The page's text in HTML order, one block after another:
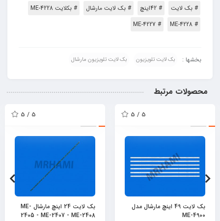
# بک لایت # 42اینچ # بک لایت مارشال
# بکلایت ME-4228
# ME-4228
# ME-4227
بخشها : بک لایت تلویزیون بک لایت تلویزیون مارشال
محصولات مرتبط
5 / 5
بک لایت 49 اینچ مارشال مدل
ME-4900
5 / 5
بک لایت 24 اینچ مارشال ME-
2405 - ME-2407 - ME-2408